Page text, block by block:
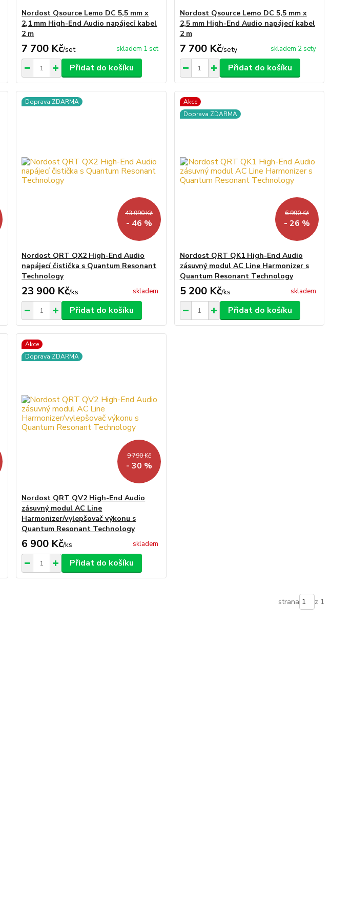
Nordost Qsource Lemo DC 5,5 mm x
2,1 mm High-End Audio napájecí kabel
2 m
7 700 Kč/set skladem 1 set
Přidat do košíku
Nordost Qsource Lemo DC 5,5 mm x
2,5 mm High-End Audio napájecí kabel
2 m
7 700 Kč/sety skladem 2 sety
Přidat do košíku
Doprava ZDARMA
43 990 Kč
- 46 %
Nordost QRT QX2 High-End Audio
napájecí čistička s Quantum Resonant
Technology
23 900 Kč/ks skladem
Přidat do košíku
Akce
Doprava ZDARMA
6 990 Kč
- 26 %
Nordost QRT QK1 High-End Audio
zásuvný modul AC Line Harmonizer s
Quantum Resonant Technology
5 200 Kč/ks skladem
Přidat do košíku
Akce
Doprava ZDARMA
9 790 Kč
- 30 %
Nordost QRT QV2 High-End Audio
zásuvný modul AC Line
Harmonizer/vylepšovač výkonu s
Quantum Resonant Technology
6 900 Kč/ks skladem
Přidat do košíku
strana z 1